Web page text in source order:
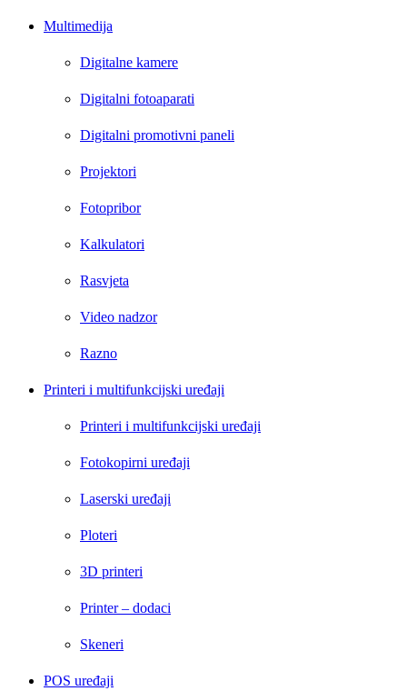
Multimedija
Digitalne kamere
Digitalni fotoaparati
Digitalni promotivni paneli
Projektori
Fotopribor
Kalkulatori
Rasvjeta
Video nadzor
Razno
Printeri i multifunkcijski uređaji
Printeri i multifunkcijski uređaji
Fotokopirni uređaji
Laserski uređaji
Ploteri
3D printeri
Printer – dodaci
Skeneri
POS uređaji